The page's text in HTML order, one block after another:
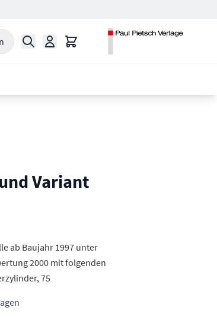
Suche Warenkorb
Variant
ab Baujahr 1997 unter
2000 mit folgenden
75